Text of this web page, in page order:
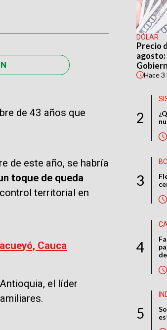
de 43 años que
de este año, se habría
toque de queda
territorial en
Cauca
el líder
DÓLAR
Precio
agosto:
Hace3
2
3
4
5